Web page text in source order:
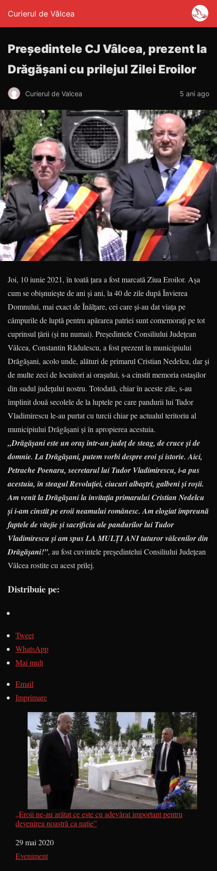
Curierul de Vâlcea
Președintele CJ Vâlcea, prezent la
Drăgășani cu prilejul Zilei Eroilor
Curierul de Valcea 5 ani ago
Joi, 10 iunie 2021, în toată țara a fost marcată Ziua Eroilor. Așa
cum se obișnuiește de ani și ani, la 40 de zile după Învierea
Domnului, mai exact de Înălțare, cei care și-au dat viața pe
câmpurile de luptă pentru apărarea patriei sunt comemorați pe tot
cuprinsul țării (și nu numai). Președintele Consiliului Județean
Vâlcea, Constantin Rădulescu, a fost prezent în municipiului
Drăgășani, acolo unde, alături de primarul Cristian Nedelcu, dar și
de multe zeci de locuitori ai orașului, s-a cinstit memoria ostașilor
din sudul județului nostru. Totodată, chiar în aceste zile, s-au
împlinit două secolele de la luptele pe care pandurii lui Tudor
Vladimirescu le-au purtat cu turcii chiar pe actualul teritoriu al
municipiului Drăgășani și în apropierea acestuia.
„Drăgășani este un oraș într-un județ de steag, de cruce și de
domnie. La Drăgășani, putem vorbi despre eroi și istorie. Aici,
Petrache Poenaru, secretarul lui Tudor Vladimirescu, i-a pus
acestuia, în steagul Revoluției, ciucuri albaștri, galbeni și roșii.
Am venit la Drăgășani la invitația primarului Cristian Nedelcu
și i-am cinstit pe eroii neamului românesc. Am elogiat împreună
faptele de vitejie și sacrificiu ale pandurilor lui Tudor
Vladimirescu și am spus LA MULȚI ANI tuturor vâlcenilor din
Drăgășani!”, au fost cuvintele președintelui Consiliului Județean
Vâlcea rostite cu acest prilej.
Distribuie pe:
Tweet
WhatsApp
Mai mult
Email
Imprimare
„Eroii ne-au arătat ce este cu adevărat important pentru
devenirea noastră ca nație”
Dată
29 mai 2020
În legătură cu
Eveniment